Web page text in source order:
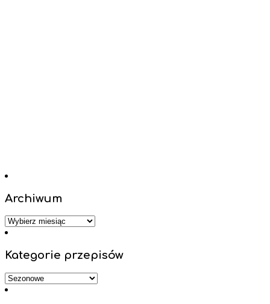
Archiwum
Archiwum
Kategorie przepisów
Kategorie
przepisów